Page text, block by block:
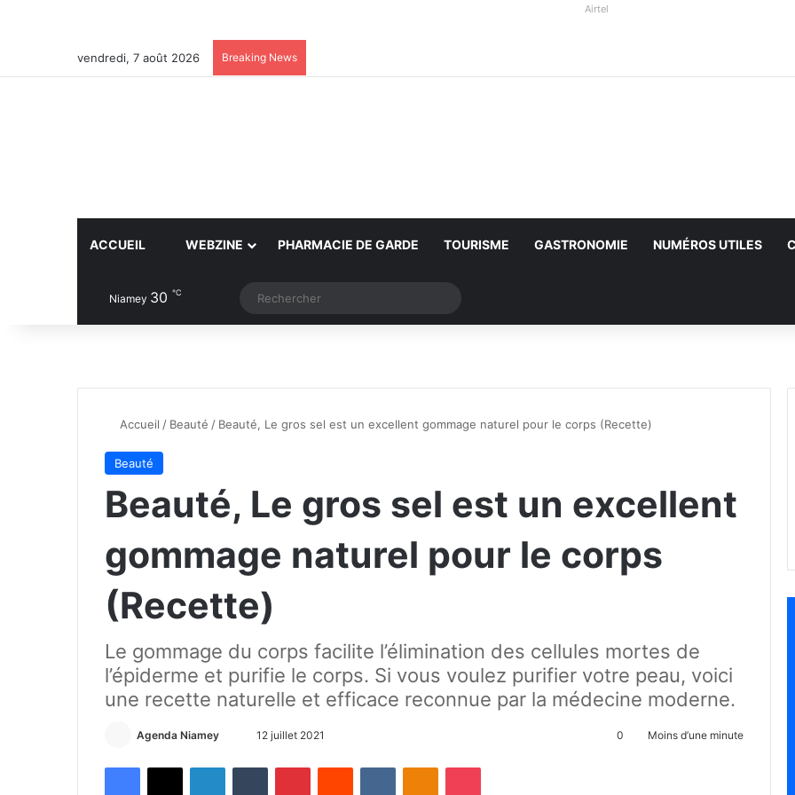
Airtel
vendredi, 7 août 2026 Breaking News
ACCUEIL WEBZINE PHARMACIE DE GARDE TOURISME GASTRONOMIE NUMÉROS UTILES
Niamey 30 ℃ Article Aléatoire
Switch skin
Accueil / Beauté / Beauté, Le gros sel est un excellent gommage naturel pour le corps (Recette)
Beauté
Beauté, Le gros sel est un excellent
gommage naturel pour le corps
(Recette)
Le gommage du corps facilite l’élimination des cellules mortes de
l’épiderme et purifie le corps. Si vous voulez purifier votre peau, voici
une recette naturelle et efficace reconnue par la médecine moderne.
Agenda Niamey 12 juillet 2021 0 Moins d’une minute